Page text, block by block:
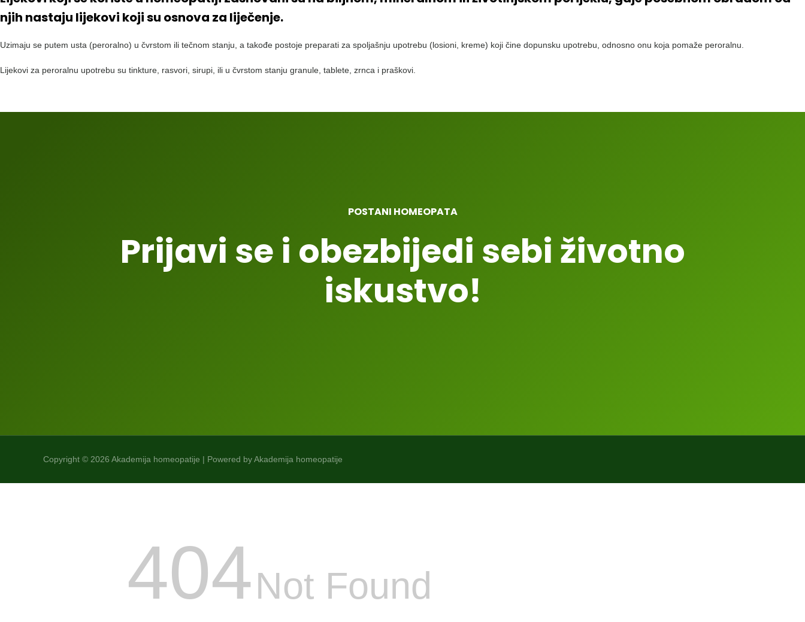
njih nastaju lijekovi koji su osnova za liječenje.
Uzimaju se putem usta (peroralno) u čvrstom ili tečnom stanju, a takođe postoje preparati za spoljašnju upotrebu (losioni, kreme) koji čine dopunsku upotrebu, odnosno onu koja pomaže peroralnu.
Lijekovi za peroralnu upotrebu su tinkture, rasvori, sirupi, ili u čvrstom stanju granule, tablete, zrnca i praškovi.
POSTANI HOMEOPATA
Prijavi se i obezbijedi sebi životno
iskustvo!
Copyright © 2026 Akademija homeopatije | Powered by Akademija homeopatije
404Not Found